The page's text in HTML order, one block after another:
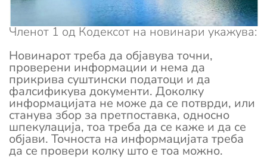
Членот 1 од Кодексот на новинари укажува:
Новинарот треба да објавува точни,
проверени информации и нема да
прикрива суштински податоци и да
фалсификува документи. Доколку
информацијата не може да се потврди, или
станува збор за претпоставка, односно
шпекулација, тоа треба да се каже и да се
објави. Точноста на информацијата треба
да се провери колку што е тоа можно.